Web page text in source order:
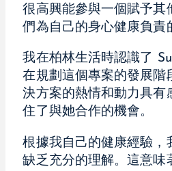
很高興能參與一個賦予其
們為自己的身心健康負責
我在柏林生活時認識了
在規劃這個專案的發展階
決方案的熱情和動力具有
住了與她合作的機會。
根據我自己的健康經驗，
缺乏充分的理解。這意味